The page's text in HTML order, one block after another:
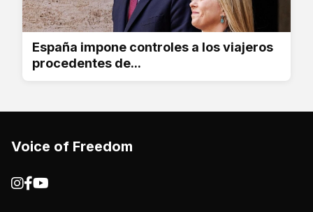
España impone controles a los viajeros
procedentes de...
Voice of Freedom